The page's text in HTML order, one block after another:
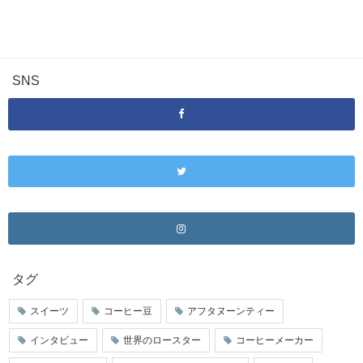
SNS
タグ
スイーツ コーヒー豆 アフタヌーンティー
インタビュー 世界のロースター コーヒーメーカー